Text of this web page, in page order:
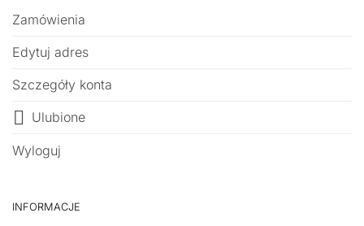
Zamówienia
Edytuj adres
Szczegóły konta
Ulubione
Wyloguj
INFORMACJE